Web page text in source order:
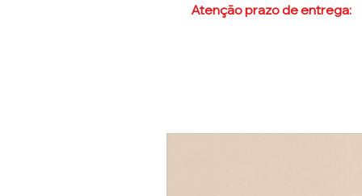
Atenção prazo de entrega: